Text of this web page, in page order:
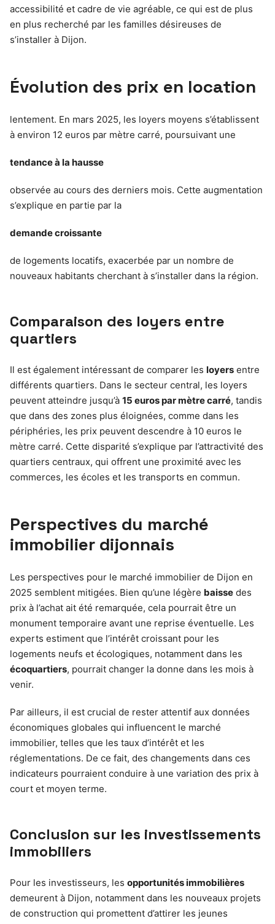
accessibilité et cadre de vie agréable, ce qui est de plus
en plus recherché par les familles désireuses de
s’installer à Dijon.
Évolution des prix en location
lentement. En mars 2025, les loyers moyens s’établissent
à environ 12 euros par mètre carré, poursuivant une
tendance à la hausse
observée au cours des derniers mois. Cette augmentation
s’explique en partie par la
demande croissante
de logements locatifs, exacerbée par un nombre de
nouveaux habitants cherchant à s’installer dans la région.
Comparaison des loyers entre
quartiers
Il est également intéressant de comparer les loyers entre
différents quartiers. Dans le secteur central, les loyers
peuvent atteindre jusqu’à 15 euros par mètre carré, tandis
que dans des zones plus éloignées, comme dans les
périphéries, les prix peuvent descendre à 10 euros le
mètre carré. Cette disparité s’explique par l’attractivité des
quartiers centraux, qui offrent une proximité avec les
commerces, les écoles et les transports en commun.
Perspectives du marché
immobilier dijonnais
Les perspectives pour le marché immobilier de Dijon en
2025 semblent mitigées. Bien qu’une légère baisse des
prix à l’achat ait été remarquée, cela pourrait être un
monument temporaire avant une reprise éventuelle. Les
experts estiment que l’intérêt croissant pour les
logements neufs et écologiques, notamment dans les
écoquartiers, pourrait changer la donne dans les mois à
venir.
Par ailleurs, il est crucial de rester attentif aux données
économiques globales qui influencent le marché
immobilier, telles que les taux d’intérêt et les
réglementations. De ce fait, des changements dans ces
indicateurs pourraient conduire à une variation des prix à
court et moyen terme.
Conclusion sur les investissements
immobiliers
Pour les investisseurs, les opportunités immobilières
demeurent à Dijon, notamment dans les nouveaux projets
de construction qui promettent d’attirer les jeunes